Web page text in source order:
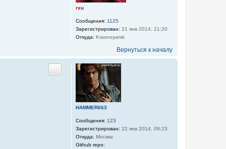
rxu
Сообщения: 1125
Зарегистрирован: 21 янв 2014, 21:20
Откуда: Krasnoyarsk
Вернуться к началу
HAMMER663
Сообщения: 123
Зарегистрирован: 22 янв 2014, 09:23
Откуда: Москва
Github repo:
Цитата